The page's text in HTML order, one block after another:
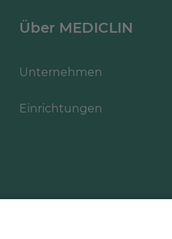
Über MEDICLIN
Unternehmen
Einrichtungen